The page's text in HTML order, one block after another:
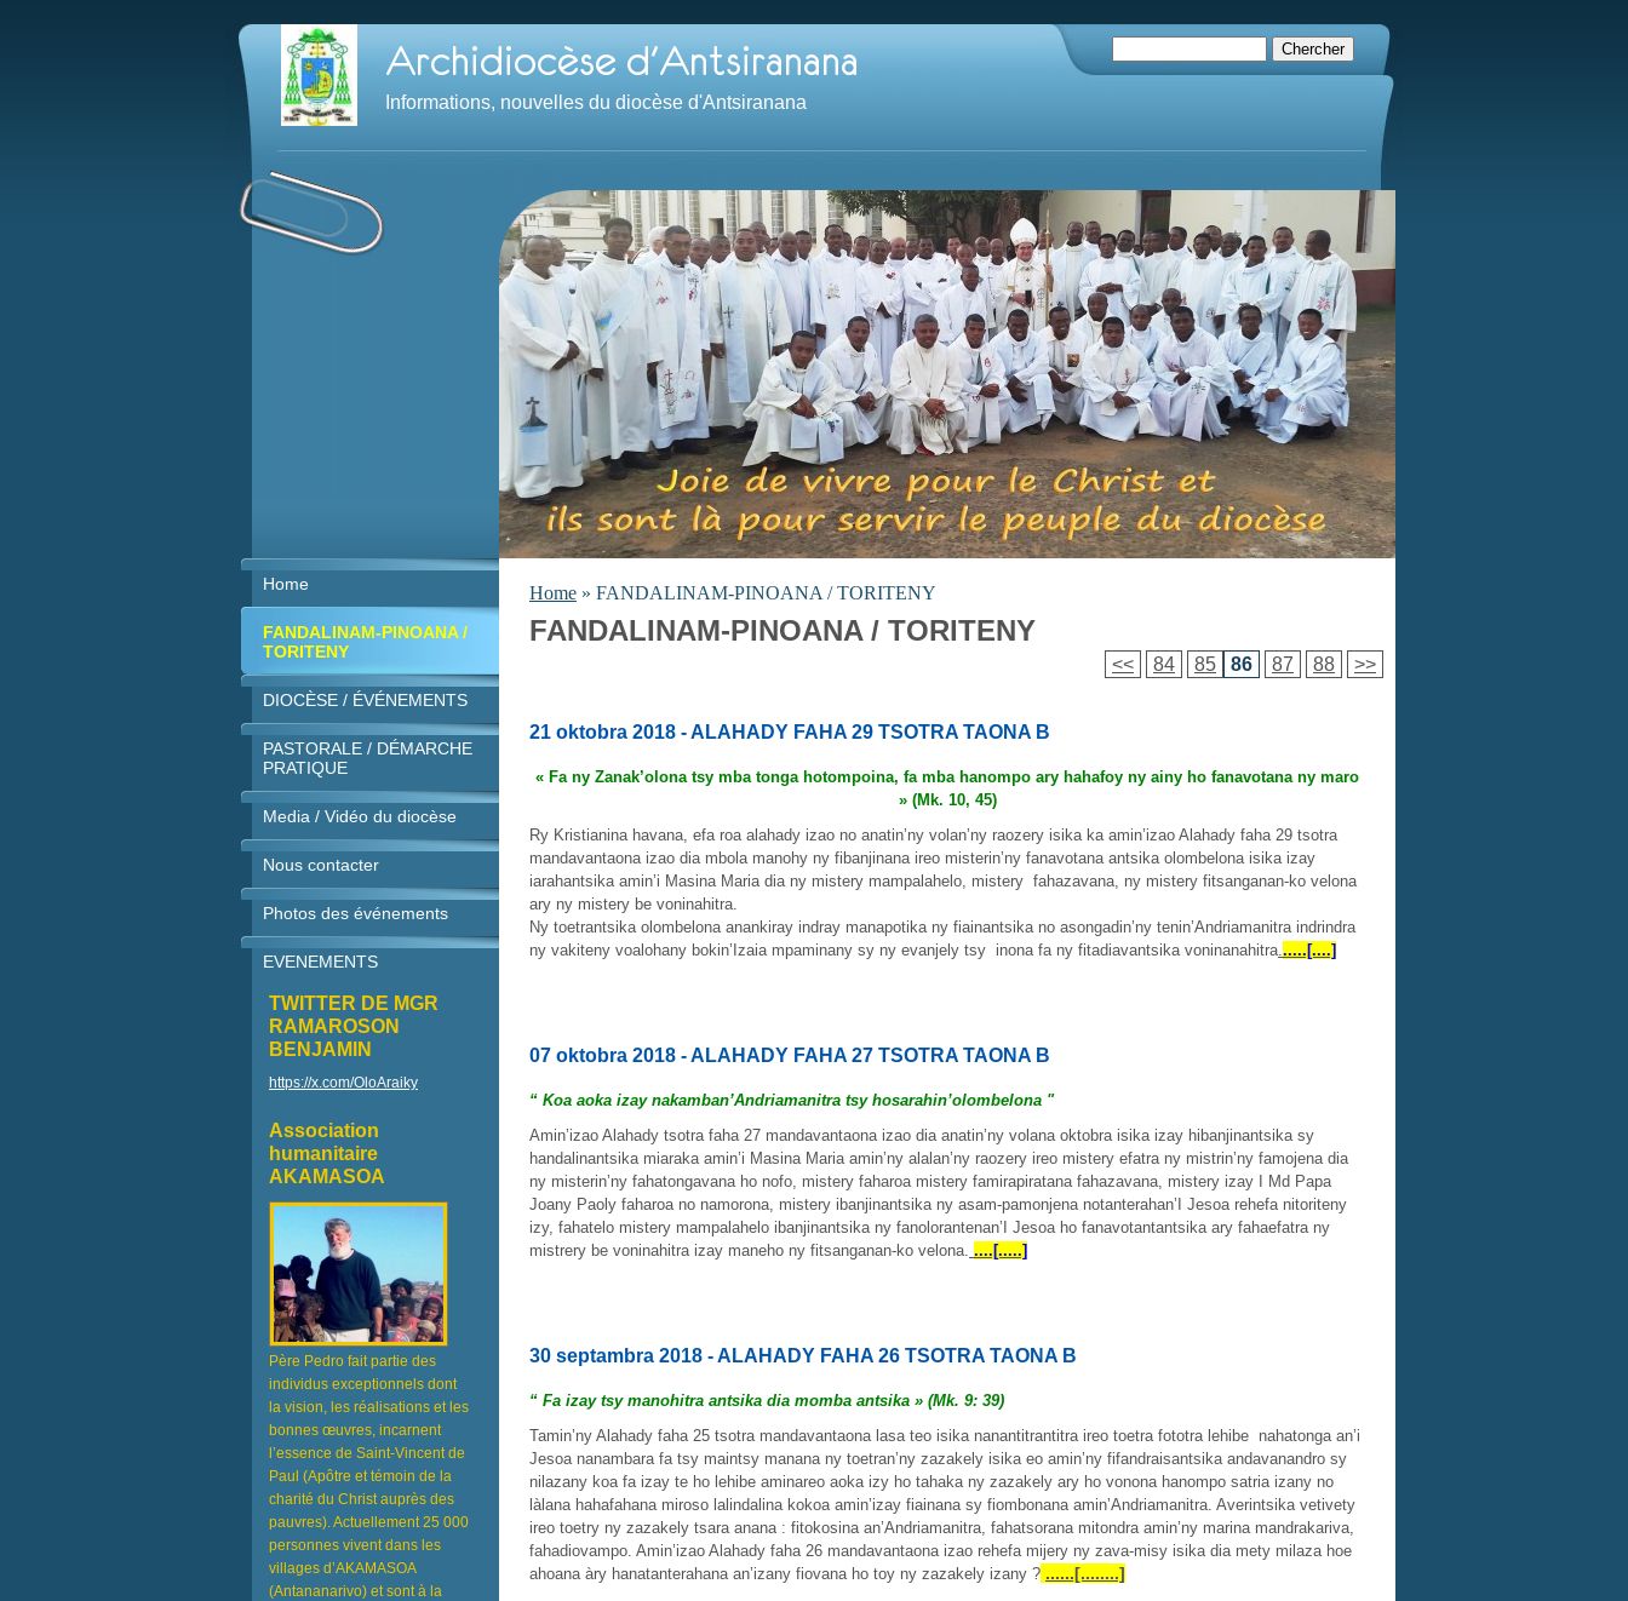
Informations, nouvelles du diocèse d'Antsiranana
Home » FANDALINAM-PINOANA / TORITENY
FANDALINAM-PINOANA / TORITENY
<< 84 85 86 87 88 >>
21 oktobra 2018 - ALAHADY FAHA 29 TSOTRA TAONA B
« Fa ny Zanak’olona tsy mba tonga hotompoina, fa mba hanompo ary hahafoy ny ainy ho fanavotana ny maro
» (Mk. 10, 45)
Ry Kristianina havana, efa roa alahady izao no anatin’ny volan’ny raozery isika ka amin’izao Alahady faha 29 tsotra
mandavantaona izao dia mbola manohy ny fibanjinana ireo misterin’ny fanavotana antsika olombelona isika izay
iarahantsika amin’i Masina Maria dia ny mistery mampalahelo, mistery fahazavana, ny mistery fitsanganan-ko velona
ary ny mistery be voninahitra.
Ny toetrantsika olombelona anankiray indray manapotika ny fiainantsika no asongadin’ny tenin’Andriamanitra indrindra
ny vakiteny voalohany bokin’Izaia mpaminany sy ny evanjely tsy inona fa ny fitadiavantsika voninanahitra......[....]
07 oktobra 2018 - ALAHADY FAHA 27 TSOTRA TAONA B
“ Koa aoka izay nakamban’Andriamanitra tsy hosarahin’olombelona "
Amin’izao Alahady tsotra faha 27 mandavantaona izao dia anatin’ny volana oktobra isika izay hibanjinantsika sy
handalinantsika miaraka amin’i Masina Maria amin’ny alalan’ny raozery ireo mistery efatra ny mistrin’ny famojena dia
ny misterin’ny fahatongavana ho nofo, mistery faharoa mistery famirapiratana fahazavana, mistery izay I Md Papa
Joany Paoly faharoa no namorona, mistery ibanjinantsika ny asam-pamonjena notanterahan’I Jesoa rehefa nitoriteny
izy, fahatelo mistery mampalahelo ibanjinantsika ny fanolorantenan’I Jesoa ho fanavotantantsika ary fahaefatra ny
mistrery be voninahitra izay maneho ny fitsanganan-ko velona. ....[.....]
30 septambra 2018 - ALAHADY FAHA 26 TSOTRA TAONA B
“ Fa izay tsy manohitra antsika dia momba antsika » (Mk. 9: 39)
Tamin’ny Alahady faha 25 tsotra mandavantaona lasa teo isika nanantitrantitra ireo toetra fototra lehibe nahatonga an’i
Jesoa nanambara fa tsy maintsy manana ny toetran’ny zazakely isika eo amin’ny fifandraisantsika andavanandro sy
nilazany koa fa izay te ho lehibe aminareo aoka izy ho tahaka ny zazakely ary ho vonona hanompo satria izany no
làlana hahafahana miroso lalindalina kokoa amin’izay fiainana sy fiombonana amin’Andriamanitra. Averintsika vetivety
ireo toetry ny zazakely tsara anana : fitokosina an’Andriamanitra, fahatsorana mitondra amin’ny marina mandrakariva,
fahadiovampo. Amin’izao Alahady faha 26 mandavantaona izao rehefa mijery ny zava-misy isika dia mety milaza hoe
ahoana àry hanatanterahana an’izany fiovana ho toy ny zazakely izany ? ......[........]
Home
FANDALINAM-PINOANA /
TORITENY
DIOCÈSE / ÉVÉNEMENTS
PASTORALE / DÉMARCHE
PRATIQUE
Media / Vidéo du diocèse
Nous contacter
Photos des événements
EVENEMENTS
TWITTER DE MGR
RAMAROSON
BENJAMIN
https://x.com/OloAraiky
Association
humanitaire
AKAMASOA
Père Pedro fait partie des
individus exceptionnels dont
la vision, les réalisations et les
bonnes œuvres, incarnent
l’essence de Saint-Vincent de
Paul (Apôtre et témoin de la
charité du Christ auprès des
pauvres). Actuellement 25 000
personnes vivent dans les
villages d’AKAMASOA
(Antananarivo) et sont à la